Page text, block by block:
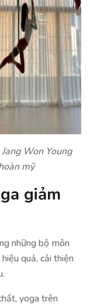
Won Young
mỹ
giảm
những bộ môn
quả, cải thiện
yoga trên